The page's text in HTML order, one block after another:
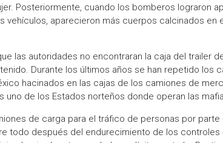
Posteriormente, cuando los bomberos lograron
vehículos, aparecieron más cuerpos calcinados en
las autoridades no encontraran la caja del trailer
Durante los últimos años se han repetido los
hacinados en las cajas de los camiones de
uno de los Estados norteños donde operan las
de carga para el tráfico de personas por
todo después del endurecimiento de los